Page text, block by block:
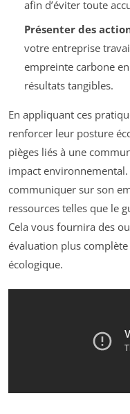
afin d’éviter toute
Présenter des
votre entreprise
empreinte carbone
résultats tangibles.
En appliquant ces
renforcer leur posture
pièges liés à une
impact environnemental.
communiquer sur son
ressources telles que le
Cela vous fournira des
évaluation plus
écologique.